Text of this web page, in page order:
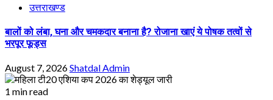
उत्तराखण्ड
बालों को लंबा, घना और चमकदार बनाना है? रोजाना खाएं ये पोषक तत्वों से
भरपूर फूड्स
August 7, 2026Shatdal Admin
1 min read